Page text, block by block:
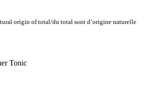
origin of total/du total sont d’origine naturelle